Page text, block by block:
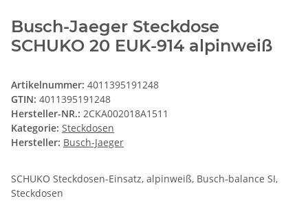
Busch-Jaeger Steckdose
SCHUKO 20 EUK-914 alpinweiß
Artikelnummer: 4011395191248
GTIN: 4011395191248
Hersteller-NR.: 2CKA002018A1511
Kategorie: Steckdosen
Hersteller: Busch-Jaeger
SCHUKO Steckdosen-Einsatz, alpinweiß, Busch-balance SI,
Steckdosen